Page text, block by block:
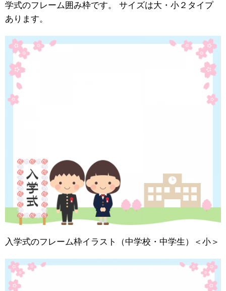
学式のフレーム囲み枠です。 サイズは大・小２タイプ
あります。
入学式のフレーム枠イラスト（中学校・中学生）＜小＞